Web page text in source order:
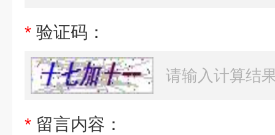
* 验证码：
* 留言内容：